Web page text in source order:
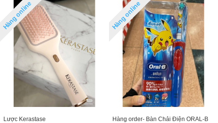
Hàng online
Lược Kerastase
Hàng online
Hàng order- Bàn Chải Điện ORAL-B